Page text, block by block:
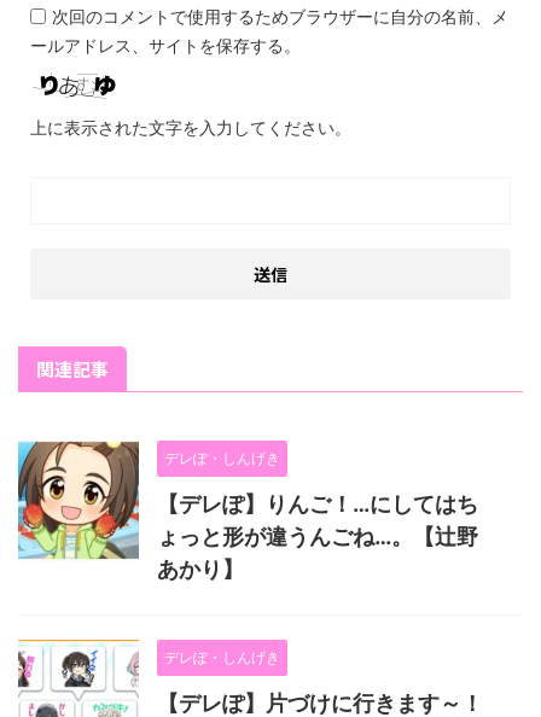
次回のコメントで使用するためブラウザーに自分の名前、メ
ールアドレス、サイトを保存する。
上に表示された文字を入力してください。
関連記事
デレぽ・しんげき
【デレぽ】りんご！…にしてはち
ょっと形が違うんごね…。【辻野
あかり】
デレぽ・しんげき
【デレぽ】片づけに行きます～！